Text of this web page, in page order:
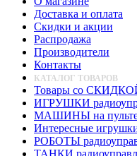
Доставка и оплата
Скидки и акции
Распродажа
Производители
Контакты
КАТАЛОГ ТОВАРОВ
Товары со
ИГРУШКИ
МАШИНЫ на пульте
Интересные
РОБОТЫ
ТАНКИ